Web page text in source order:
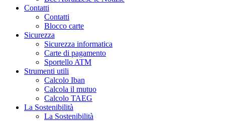
Contatti
Contatti
Blocco carte
Sicurezza
Sicurezza informatica
Carte di pagamento
Sportello ATM
Strumenti utili
Calcolo Iban
Calcola il mutuo
Calcolo TAEG
La Sostenibilità
La Sostenibilità